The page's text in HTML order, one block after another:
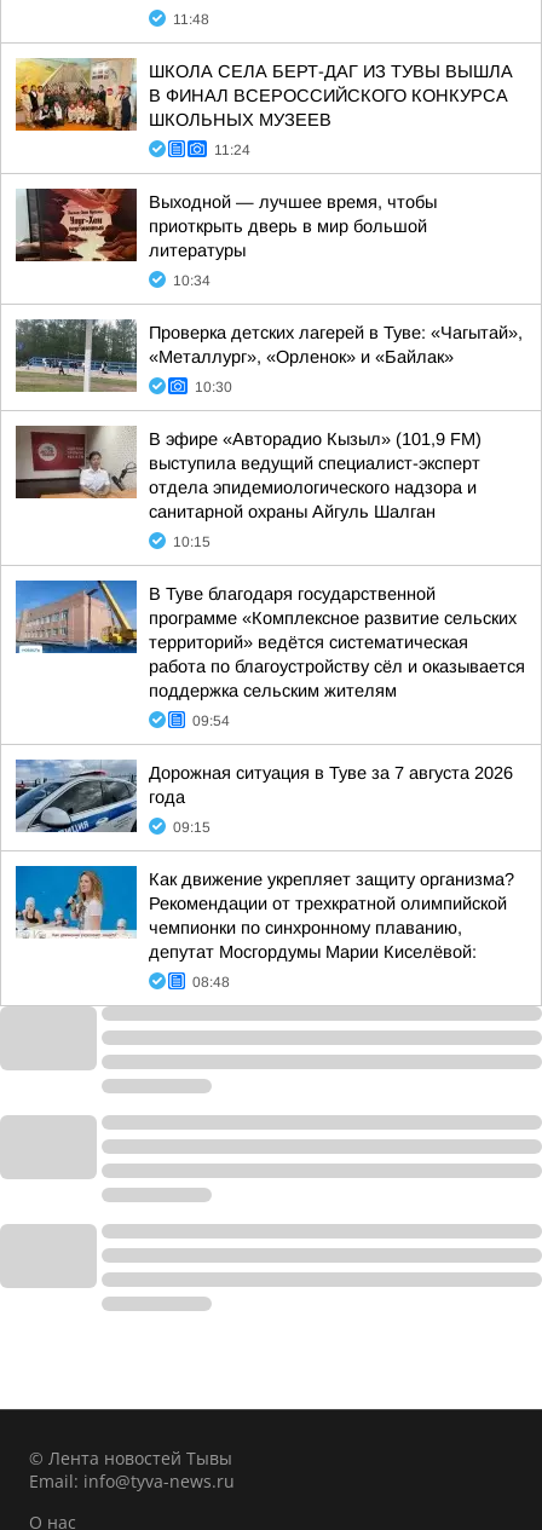
11:48
ШКОЛА СЕЛА БЕРТ-ДАГ ИЗ ТУВЫ ВЫШЛА
В ФИНАЛ ВСЕРОССИЙСКОГО КОНКУРСА
ШКОЛЬНЫХ МУЗЕЕВ
11:24
Выходной — лучшее время, чтобы
приоткрыть дверь в мир большой
литературы
10:34
Проверка детских лагерей в Туве: «Чагытай»,
«Металлург», «Орленок» и «Байлак»
10:30
В эфире «Авторадио Кызыл» (101,9 FM)
выступила ведущий специалист-эксперт
отдела эпидемиологического надзора и
санитарной охраны Айгуль Шалган
10:15
В Туве благодаря государственной
программе «Комплексное развитие сельских
территорий» ведётся систематическая
работа по благоустройству сёл и оказывается
поддержка сельским жителям
09:54
Дорожная ситуация в Туве за 7 августа 2026
года
09:15
Как движение укрепляет защиту организма?
Рекомендации от трехкратной олимпийской
чемпионки по синхронному плаванию,
депутат Мосгордумы Марии Киселёвой:
08:48
© Лента новостей Тывы
Email: info@tyva-news.ru
О нас